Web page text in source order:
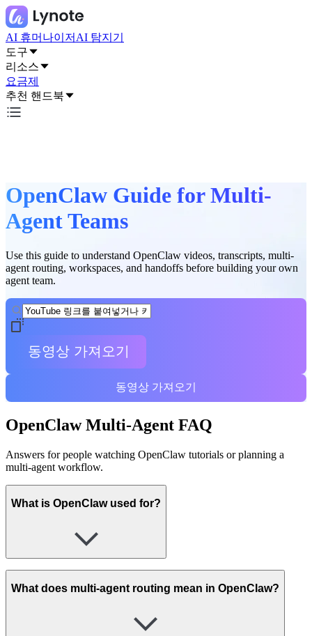
AI 휴머나이저 AI 탐지기
도구
리소스
요금제
추천 핸드북
OpenClaw Guide for Multi-
Agent Teams
Use this guide to understand OpenClaw videos, transcripts, multi-
agent routing, workspaces, and handoffs before building your own
agent team.
동영상 가져오기
동영상 가져오기
OpenClaw Multi-Agent FAQ
Answers for people watching OpenClaw tutorials or planning a
multi-agent workflow.
What is OpenClaw used for?
What does multi-agent routing mean in OpenClaw?